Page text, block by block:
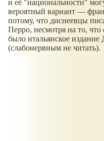
и её "национальности"
вероятный вариант —
потому, что диснеевцы
Перро, несмотря на то,
было итальянское издание
(слабонервным не читать).